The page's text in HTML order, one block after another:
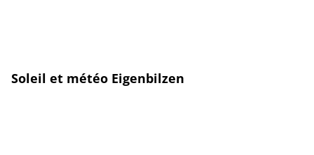
Soleil et météo Eigenbilzen